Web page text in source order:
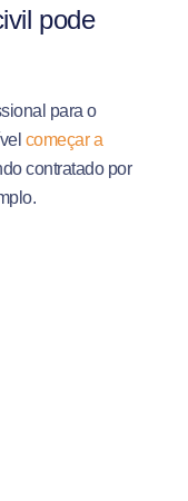
pode
para o
começar a
contratado por